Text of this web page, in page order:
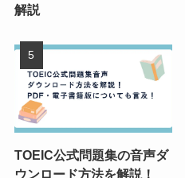
解説
TOEIC公式問題集の音声ダ
ウンロード方法を解説！